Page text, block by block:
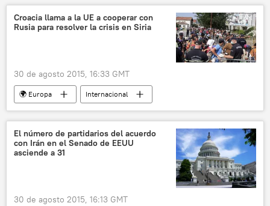
Rumanía
OTAN
Tomahawk
USS Donald Cook
Croacia llama a la UE a cooperar con
Rusia para resolver la crisis en Siria
30 de agosto 2015, 16:33 GMT
🌍 Europa
Internacional
Problema de refugiados en la UE
Croacia
Siria
Kolinda Grabar-Kitarovic
refugiados
Rusia
El número de partidarios del acuerdo
con Irán en el Senado de EEUU
asciende a 31
30 de agosto 2015, 16:13 GMT